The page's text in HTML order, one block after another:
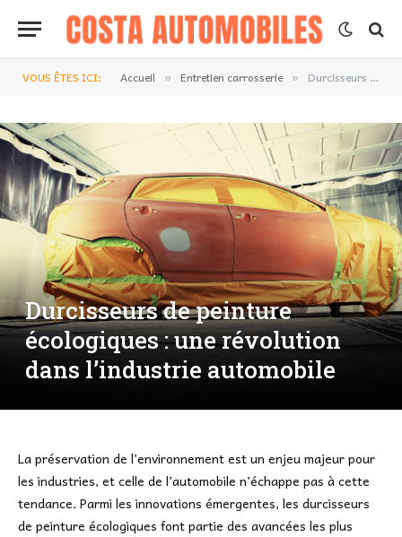
VOUS ÊTES ICI: Accueil » Entretien carrosserie » Durcisseurs de peinture écologiques : une révolution dans l’industrie automobile
Durcisseurs de peinture
écologiques : une révolution
dans l’industrie automobile
La préservation de l’environnement est un enjeu majeur pour
les industries, et celle de l’automobile n’échappe pas à cette
tendance. Parmi les innovations émergentes, les durcisseurs
de peinture écologiques font partie des avancées les plus